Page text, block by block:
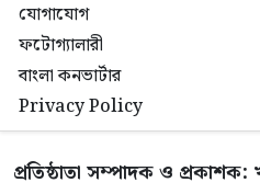
যোগাযোগ
ফটোগ্যালারী
বাংলা কনভার্টার
Privacy Policy
প্রতিষ্ঠাতা সম্পাদক ও